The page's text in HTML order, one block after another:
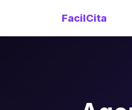
FacilCita